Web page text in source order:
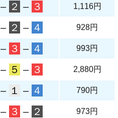
– ２ – ３ 1,116円
– ２ – ４ 928円
– ３ – ４ 993円
– ５ – ３ 2,880円
– １ – ４ 790円
– ３ – ２ 973円